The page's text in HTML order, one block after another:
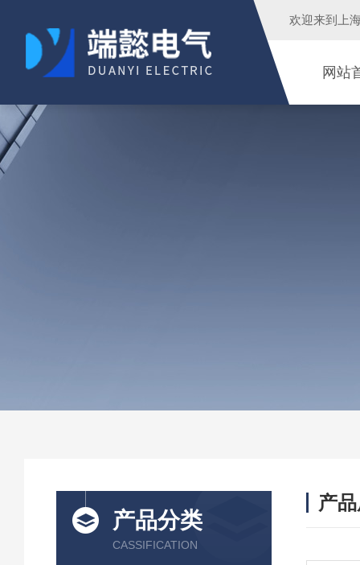
欢迎来到 上
网站
产品分类
CASSIFICATION
产